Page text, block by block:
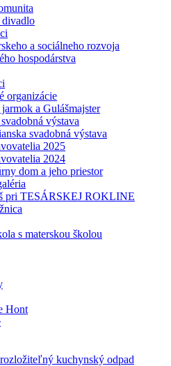
a sociálneho rozvoja
hospodárstva
organizácie
a Gulášmajster
výstava
svadobná výstava
2025
2024
dom a jeho priestor
pri TESÁRSKEJ ROKLINE
s materskou školou
Hont
kuchynský odpad